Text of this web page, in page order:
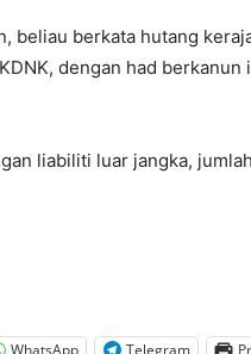
beliau berkata hutang
dengan had
liabiliti luar jangka,
WhatsApp Telegram